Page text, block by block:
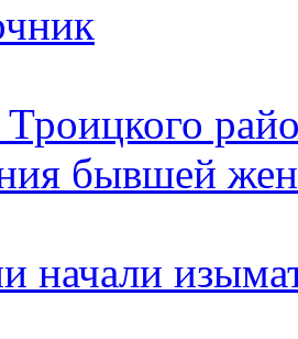
бывшей
начали